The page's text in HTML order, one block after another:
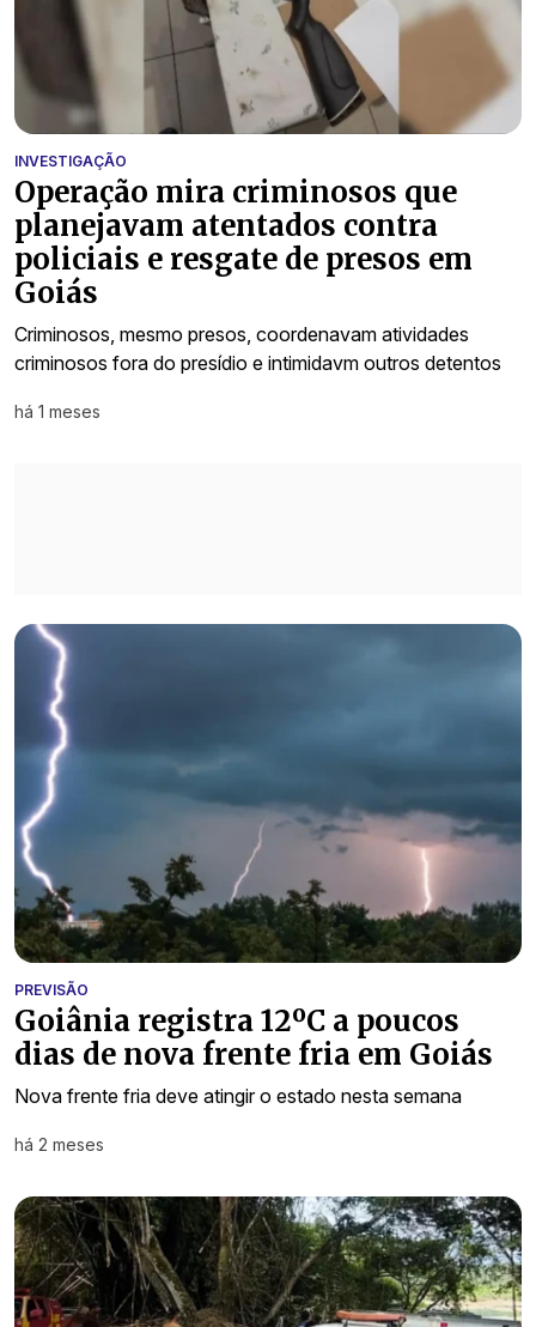
INVESTIGAÇÃO
Operação mira criminosos que
planejavam atentados contra
policiais e resgate de presos em
Goiás
Criminosos, mesmo presos, coordenavam atividades
criminosos fora do presídio e intimidavm outros detentos
há 1 meses
PREVISÃO
Goiânia registra 12ºC a poucos
dias de nova frente fria em Goiás
Nova frente fria deve atingir o estado nesta semana
há 2 meses